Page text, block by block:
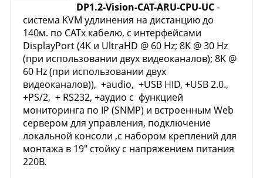
DP1.2-Vision-CAT-ARU-CPU-UC-
система KVM удлинения на дистанцию до
140м. по CATx кабелю, с интерфейсами
DisplayPort (4K и UltraHD @ 60 Hz; 8K @ 30 Hz
(при использовании двух видеоканалов); 8K @
60 Hz (при использовании двух
видеоканалов)), +audio, +USB HID, +USB 2.0.,
+PS/2, + RS232, +аудио с функцией
мониторинга по IP (SNMP) и встроенным Web
сервером для управления, подключение
локальной консоли ,с набором креплений для
монтажа в 19" стойку c напряжением питания
220В.